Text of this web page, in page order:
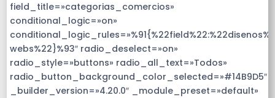
field_title=»categorias_comercios»
conditional_logic=»on»
webs%22}%93″ radio_deselect=»on»
radio_style=»buttons» radio_all_text=»Todos»
radio_button_background_color_selected=»#14B9D5″
_builder_version=»4.20.0″ _module_preset=»default»